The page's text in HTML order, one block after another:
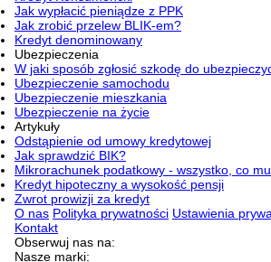
Jak wypłacić pieniądze z PPK
Jak zrobić przelew BLIK-em?
Kredyt denominowany
Ubezpieczenia
W jaki sposób zgłosić szkodę do
Ubezpieczenie samochodu
Ubezpieczenie mieszkania
Ubezpieczenie na życie
Artykuły
Odstąpienie od umowy kredytowej
Jak sprawdzić BIK?
Mikrorachunek podatkowy - wszystko, co
Kredyt hipoteczny a wysokość pensji
Zwrot prowizji za kredyt
O nas Polityka prywatności Ustawienia
Kontakt
Obserwuj nas na:
Nasze marki: